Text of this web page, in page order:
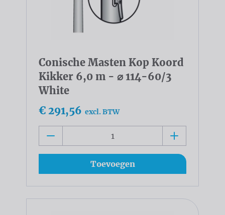
Conische Masten Kop Koord
Kikker 6,0 m - ⌀ 114-60/3
White
€ 291,56 excl. BTW
Toevoegen